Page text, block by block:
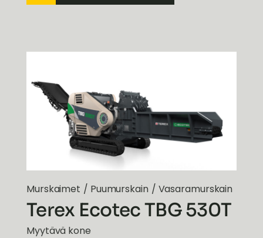
Murskaimet / Puumurskain / Vasaramurskain
Terex Ecotec TBG 530T
Myytävä kone